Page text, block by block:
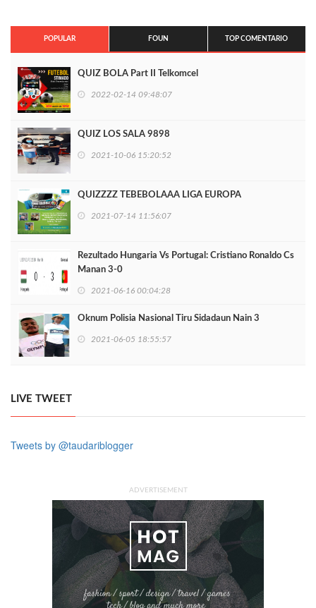
POPULAR FOUN TOP COMENTARIO
QUIZ BOLA Part II Telkomcel
2022-02-14 09:48:07
QUIZ LOS SALA 9898
2021-10-06 15:20:52
QUIZZZZ TEBEBOLAAA LIGA EUROPA
2021-07-14 11:56:07
Rezultado Hungaria Vs Portugal: Cristiano Ronaldo Cs
Manan 3-0
2021-06-16 00:04:28
Oknum Polisia Nasional Tiru Sidadaun Nain 3
2021-06-05 18:55:57
LIVE TWEET
Tweets by @taudariblogger
ADVERTISEMENT